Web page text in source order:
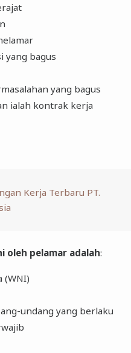
yang bagus
yang bagus
ialah kontrak kerja
Kerja Terbaru PT.
oleh pelamar adalah:
(WNI)
undang yang berlaku